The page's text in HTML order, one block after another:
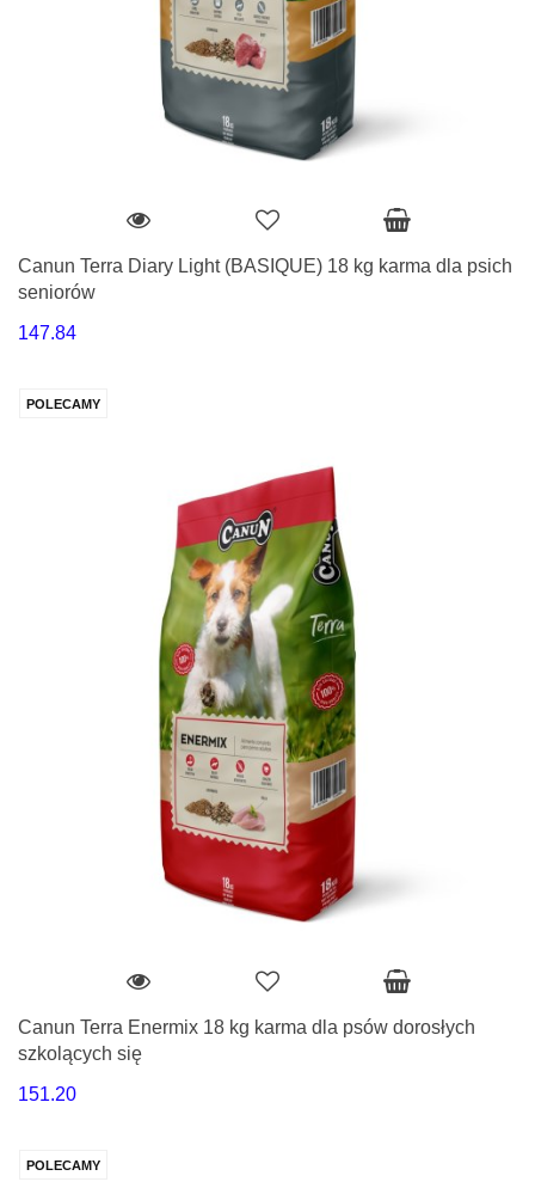
Canun Terra Diary Light (BASIQUE) 18 kg karma dla psich
seniorów
147.84
POLECAMY
Canun Terra Enermix 18 kg karma dla psów dorosłych
szkolących się
151.20
POLECAMY